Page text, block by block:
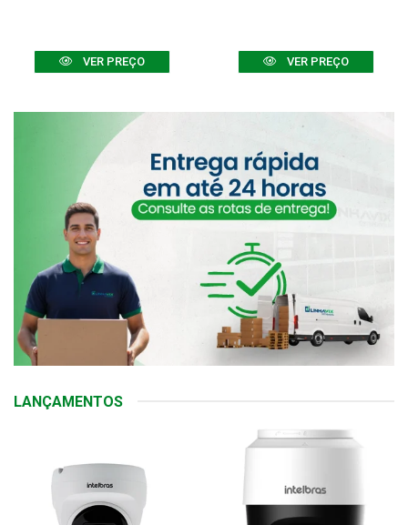
VER PREÇO VER PREÇO
LANÇAMENTOS